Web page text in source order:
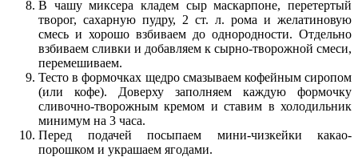
В чашу миксера кладем сыр маскарпоне, перетертый
творог, сахарную пудру, 2 ст. л. рома и желатиновую
смесь и хорошо взбиваем до однородности. Отдельно
взбиваем сливки и добавляем к сырно-творожной смеси,
перемешиваем.
Тесто в формочках щедро смазываем кофейным сиропом
(или кофе). Доверху заполняем каждую формочку
сливочно-творожным кремом и ставим в холодильник
минимум на 3 часа.
Перед подачей посыпаем мини-чизкейки какао-
порошком и украшаем ягодами.